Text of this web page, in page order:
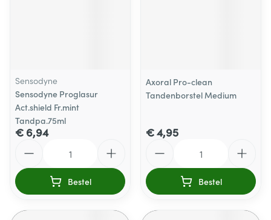
Sensodyne
Sensodyne Proglasur
Act.shield Fr.mint
Tandpa.75ml
€ 6,94
Bestel
Axoral Pro-clean
Tandenborstel Medium
€ 4,95
Bestel